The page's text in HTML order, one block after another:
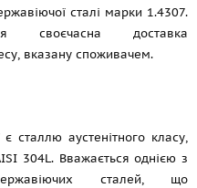
сталі марки 1.4307.
своєчасна доставка
вказану споживачем.
сталлю аустенітного класу,
304L. Вважається однією з
сталей, що